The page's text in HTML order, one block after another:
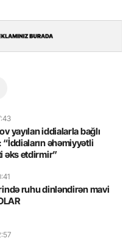
yayılan iddialarla bağlı
“İddiaların əhəmiyyətli
əks etdirmir”
ruhu dinləndirən mavi